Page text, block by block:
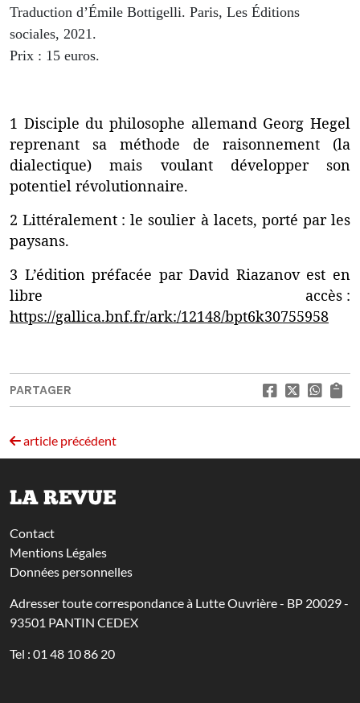
Traduction d’Émile Bottigelli. Paris, Les Éditions
sociales, 2021.
Prix : 15 euros.
1 Disciple du philosophe allemand Georg Hegel
reprenant sa méthode de raisonnement (la
dialectique) mais voulant développer son
potentiel révolutionnaire.
2 Littéralement : le soulier à lacets, porté par les
paysans.
3 L’édition préfacée par David Riazanov est en
libre accès :
https://gallica.bnf.fr/ark:/12148/bpt6k30755958
PARTAGER
article précédent
LA REVUE
Contact
Mentions Légales
Données personnelles
Adresser toute correspondance à Lutte Ouvrière - BP 20029 -
93501 PANTIN CEDEX
Tel : 01 48 10 86 20